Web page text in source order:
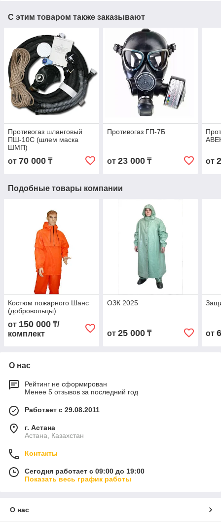
С этим товаром также заказывают
Противогаз шланговый
ПШ-10С (шлем маска
ШМП)
от 70 000 ₸
Противогаз ГП-7Б
от 23 000₸ от
Подобные товары компании
Костюм пожарного Шанс
(добровольцы)
от 150 000 ₸/
комплект
ОЗК 2025
от 25 000₸ от
О нас
Рейтинг не сформирован
Менее 5 отзывов за последний год
Работает с 29.08.2011
г. Астана
Астана, Казахстан
Контакты
Сегодня работает с 09:00 до 19:00
Показать весь график работы
О нас